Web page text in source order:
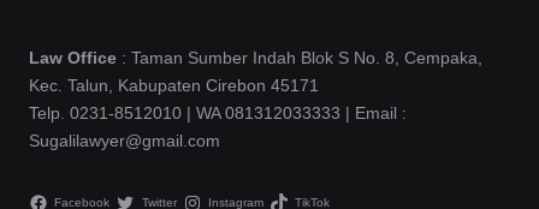
Law Office : Taman Sumber Indah Blok S No. 8, Cempaka,
Kec. Talun, Kabupaten Cirebon 45171
Telp. 0231-8512010 | WA 081312033333 | Email :
Sugalilawyer@gmail.com
Facebook Twitter Instagram TikTok